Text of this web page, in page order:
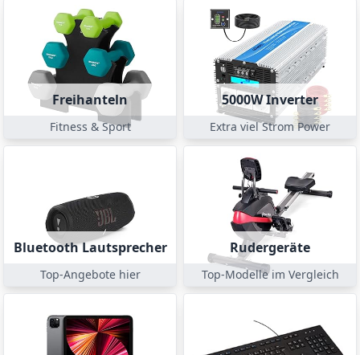
Freihanteln
Fitness & Sport
5000W Inverter
Extra viel Strom Power
Bluetooth Lautsprecher
Top-Angebote hier
Rudergeräte
Top-Modelle im Vergleich